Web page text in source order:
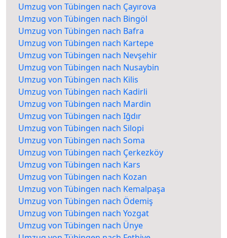
Umzug von Tübingen nach Çayırova
Umzug von Tübingen nach Bingöl
Umzug von Tübingen nach Bafra
Umzug von Tübingen nach Kartepe
Umzug von Tübingen nach Nevşehir
Umzug von Tübingen nach Nusaybin
Umzug von Tübingen nach Kilis
Umzug von Tübingen nach Kadirli
Umzug von Tübingen nach Mardin
Umzug von Tübingen nach Iğdır
Umzug von Tübingen nach Silopi
Umzug von Tübingen nach Soma
Umzug von Tübingen nach Çerkezköy
Umzug von Tübingen nach Kars
Umzug von Tübingen nach Kozan
Umzug von Tübingen nach Kemalpaşa
Umzug von Tübingen nach Ödemiş
Umzug von Tübingen nach Yozgat
Umzug von Tübingen nach Ünye